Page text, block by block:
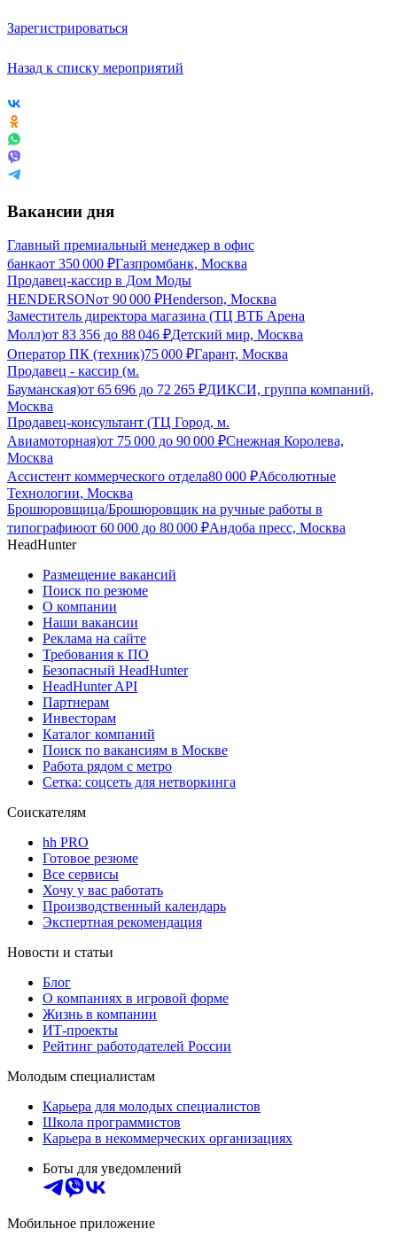
Зарегистрироваться
Назад к списку мероприятий
Вакансии дня
Главный премиальный менеджер в офис
банкаот 350 000 ₽Газпромбанк, Москва
Продавец-кассир в Дом Моды
HENDERSONот 90 000 ₽Henderson, Москва
Заместитель директора магазина (ТЦ ВТБ Арена
Молл)от 83 356 до 88 046 ₽Детский мир, Москва
Оператор ПК (техник)75 000 ₽Гарант, Москва
Продавец - кассир (м.
Бауманская)от 65 696 до 72 265 ₽ДИКСИ, группа компаний,
Москва
Продавец-консультант (ТЦ Город, м.
Авиамоторная)от 75 000 до 90 000 ₽Снежная Королева,
Москва
Ассистент коммерческого отдела80 000 ₽Абсолютные
Технологии, Москва
Брошюровщица/Брошюровщик на ручные работы в
типографиюот 60 000 до 80 000 ₽Андоба пресс, Москва
HeadHunter
Размещение вакансий
Поиск по резюме
О компании
Наши вакансии
Реклама на сайте
Требования к ПО
Безопасный HeadHunter
HeadHunter API
Партнерам
Инвесторам
Каталог компаний
Поиск по вакансиям в Москве
Работа рядом с метро
Сетка: соцсеть для нетворкинга
Соискателям
hh PRO
Готовое резюме
Все сервисы
Хочу у вас работать
Производственный календарь
Экспертная рекомендация
Новости и статьи
Блог
О компаниях в игровой форме
Жизнь в компании
ИТ-проекты
Рейтинг работодателей России
Молодым специалистам
Карьера для молодых специалистов
Школа программистов
Карьера в некоммерческих организациях
Боты для уведомлений
Мобильное приложение